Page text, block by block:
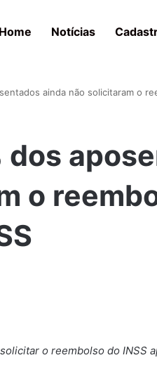
Home Notícias
ainda não solicitaram o
dos
o
o reembolso do INSS